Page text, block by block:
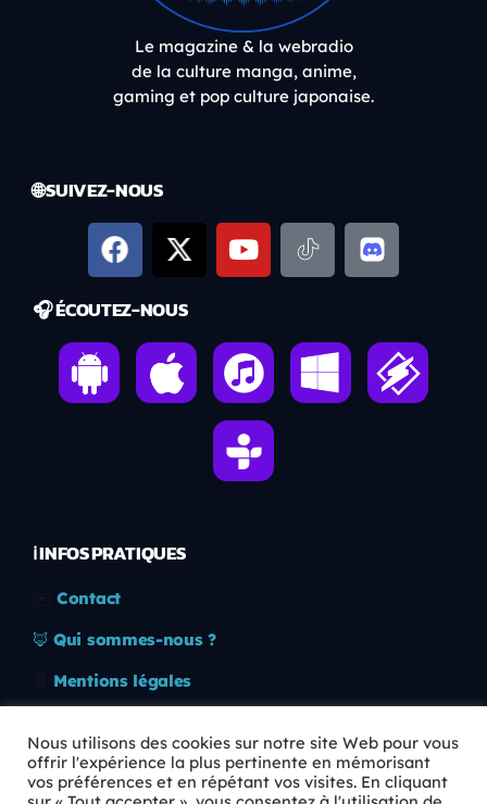
Le magazine & la webradio
de la culture manga, anime,
gaming et pop culture japonaise.
🌐 SUIVEZ-NOUS
🎧 ÉCOUTEZ-NOUS
ℹ️ INFOS PRATIQUES
Contact
🦊 Qui sommes-nous ?
Mentions légales
🛡️ RGPD
Nous utilisons des cookies sur notre site Web pour vous
offrir l'expérience la plus pertinente en mémorisant
vos préférences et en répétant vos visites. En cliquant